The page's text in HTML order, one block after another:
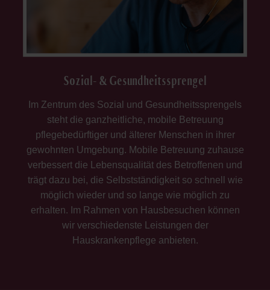
Sozial- & Gesundheitssprengel
Im Zentrum des Sozial und Gesundheitssprengels
steht die ganzheitliche, mobile Betreuung
pflegebedürftiger und älterer Menschen in ihrer
gewohnten Umgebung. Mobile Betreuung zuhause
verbessert die Lebensqualität des Betroffenen und
trägt dazu bei, die Selbstständigkeit so schnell wie
möglich wieder und so lange wie möglich zu
erhalten. Im Rahmen von Hausbesuchen können
wir verschiedenste Leistungen der
Hauskrankenpflege anbieten.